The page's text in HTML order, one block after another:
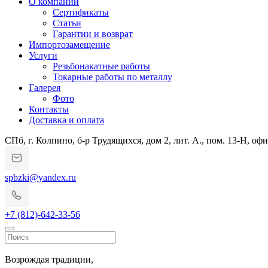
Сертификаты
Статьи
Гарантии и возврат
Импортозамещение
Услуги
Резьбонакатные работы
Токарные работы по металлу
Галерея
Фото
Контакты
Доставка и оплата
СПб, г. Колпино, б-р Трудящихся, дом 2, лит. А., пом. 13-Н,
spbzki@yandex.ru
+7 (812)-642-33-56
Возрождая традиции,